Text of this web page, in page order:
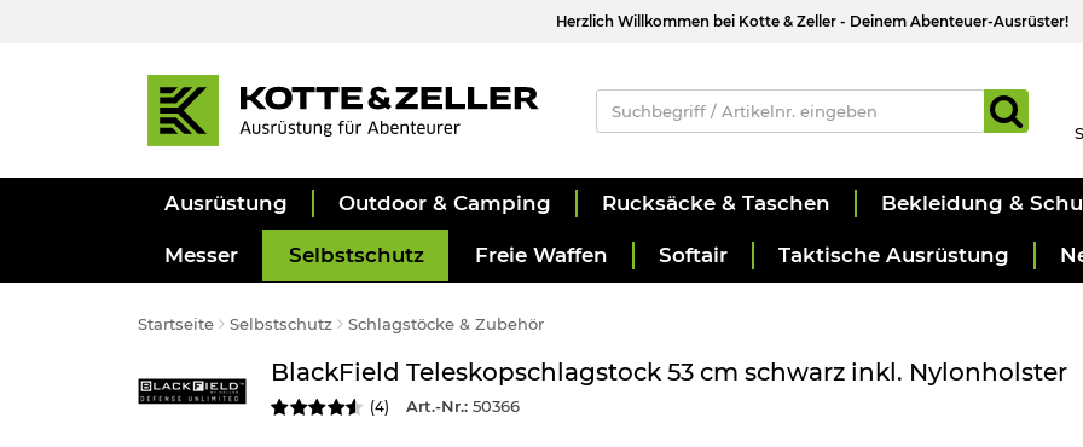
Herzlich Willkommen bei Kotte & Zeller - Deinem Abenteuer-Ausrüster!
Ausrüstung Outdoor & Camping Rucksäcke & Taschen Bekleidung &
Messer Selbstschutz Freie Waffen Softair Taktische Ausrüstung
Startseite Selbstschutz Schlagstöcke & Zubehör
BlackField Teleskopschlagstock 53 cm schwarz inkl. Nylonholster
(4) Art.-Nr.:50366